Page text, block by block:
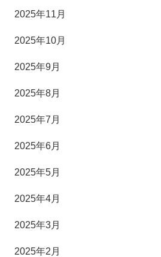
2025年11月
2025年10月
2025年9月
2025年8月
2025年7月
2025年6月
2025年5月
2025年4月
2025年3月
2025年2月